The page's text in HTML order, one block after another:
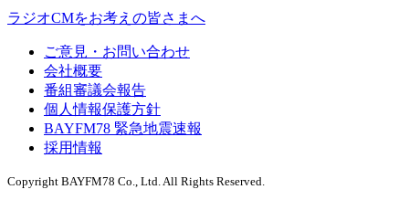
ラジオCMをお考えの皆さまへ
ご意見・お問い合わせ
会社概要
番組審議会報告
個人情報保護方針
BAYFM78 緊急地震速報
採用情報
Copyright BAYFM78 Co., Ltd. All Rights Reserved.